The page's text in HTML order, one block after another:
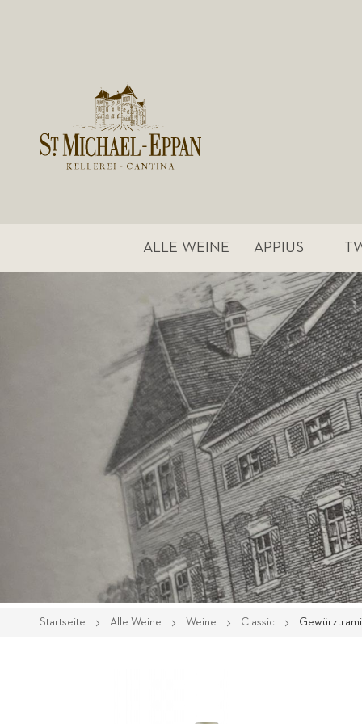
ALLE WEINE APPIUS
Startseite Alle Weine Weine Classic